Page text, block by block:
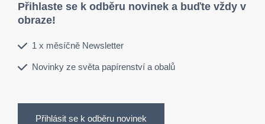
Přihlaste se k odběru novinek a buďte vždy v
obraze!
1 x měsíčně Newsletter
Novinky ze světa papírenství a obalů
Přihlásit se k odběru novinek